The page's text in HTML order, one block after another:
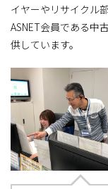
イヤーやリサイクル
ASNET会員である中
供しています。